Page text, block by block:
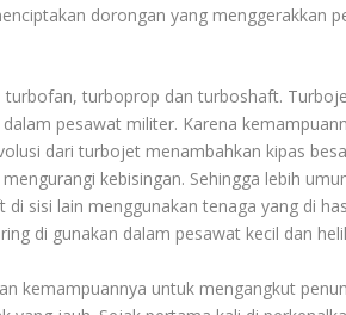
dorongan yang menggerakkan
turboprop dan turboshaft.
pesawat militer. Karena
dari turbojet menambahkan kipas
kebisingan. Sehingga lebih
sisi lain menggunakan tenaga yang di
di gunakan dalam pesawat kecil dan
kemampuannya untuk mengangkut